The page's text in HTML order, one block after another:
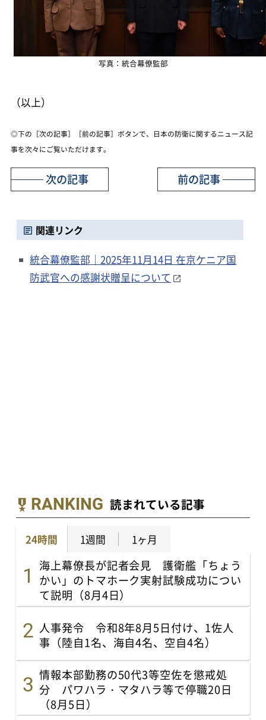
写真：統合幕僚監部
（以上）
◎下の［次の記事］［前の記事］ボタンで、日本の防衛に関するニュース記
事を次々にご覧いただけます。
前の記事
次の記事
関連リンク
統合幕僚監部｜2025年11月14日 在京ケニア国
防武官への感謝状贈呈について
RANKING 読まれている記事
24時間 1週間 1ヶ月
海上幕僚長が記者会見 護衛艦「ちょう
かい」のトマホーク実射試験成功につい
て説明（8月4日）
人事発令 令和8年8月5日付け、1佐人
事（陸自1名、海自4名、空自4名）
情報本部勤務の50代3等空佐を懲戒処
分 パワハラ・マタハラ等で停職20日
（8月5日）